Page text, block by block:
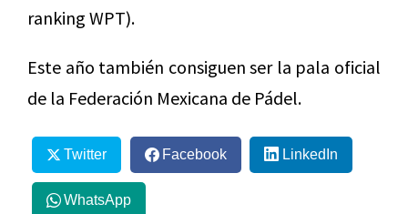
ranking WPT).
Este año también consiguen ser la pala oficial
de la Federación Mexicana de Pádel.
Twitter Facebook LinkedIn
WhatsApp